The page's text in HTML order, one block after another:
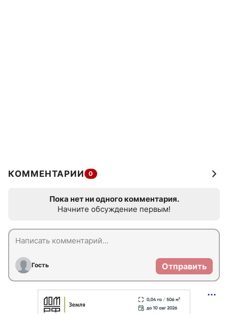
КОММЕНТАРИИ 0
Пока нет ни одного комментария.
Начните обсуждение первым!
Гость Отправить